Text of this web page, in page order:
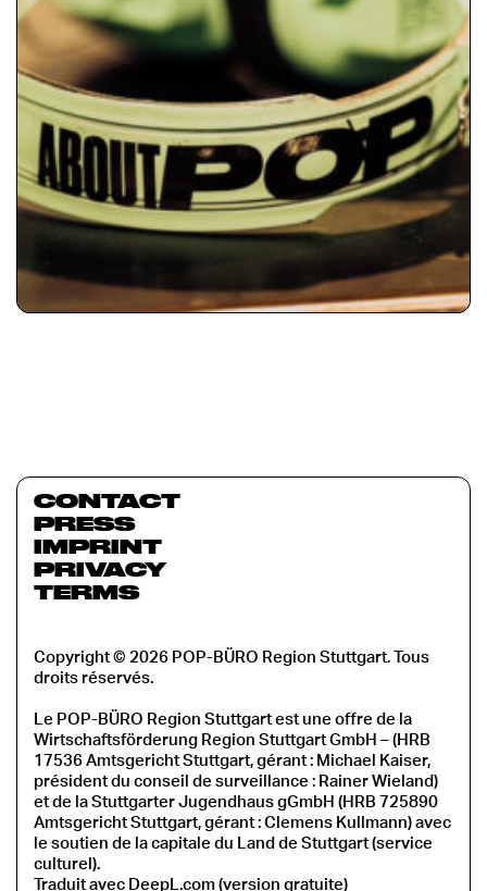
CONTACT
PRESS
IMPRINT
PRIVACY
TERMS
Copyright © 2026 POP-BÜRO Region Stuttgart. Tous
droits réservés.
Le POP-BÜRO Region Stuttgart est une offre de la
Wirtschaftsförderung Region Stuttgart GmbH – (HRB
17536 Amtsgericht Stuttgart, gérant : Michael Kaiser,
président du conseil de surveillance : Rainer Wieland)
et de la Stuttgarter Jugendhaus gGmbH (HRB 725890
Amtsgericht Stuttgart, gérant : Clemens Kullmann) avec
le soutien de la capitale du Land de Stuttgart (service
culturel).
Traduit avec DeepL.com (version gratuite)